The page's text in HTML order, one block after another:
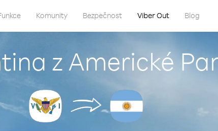
Komunity Bezpečnost Viber Out Blog
z Americké